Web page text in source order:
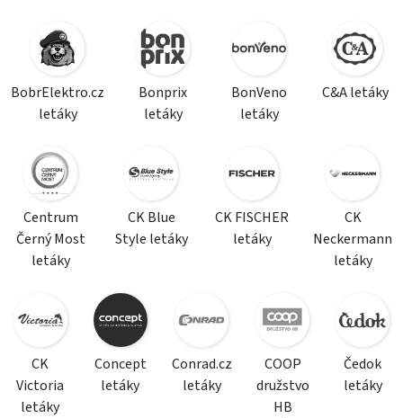
BobrElektro.cz
letáky
Bonprix
letáky
BonVeno
letáky
C&A letáky
Centrum
Černý Most
letáky
CK Blue
Style letáky
CK FISCHER
letáky
CK
Neckermann
letáky
CK
Victoria
letáky
Concept
letáky
Conrad.cz
letáky
COOP
družstvo
HB
Čedok
letáky